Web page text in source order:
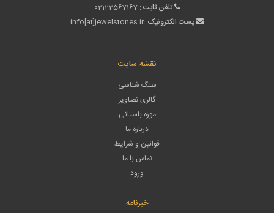
تلفن ثابت : 02122567167
پست الکترونیک :info[at]jewelstones.ir
نقشه سایت
سنگ شناسی
گالری تصاویر
موزه باستانی
درباره ما
قوانین و شرایط
تماس با ما
ورود
خبرنامه